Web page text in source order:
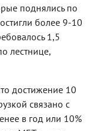
поднялись по
более 9-10
1,5
лестнице,
достижение 10
связано с
в год или 10%